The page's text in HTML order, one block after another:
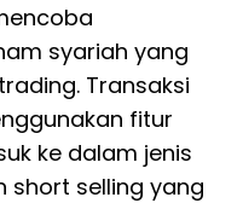
syariah yang
Transaksi
fitur
ke dalam jenis
short selling yang